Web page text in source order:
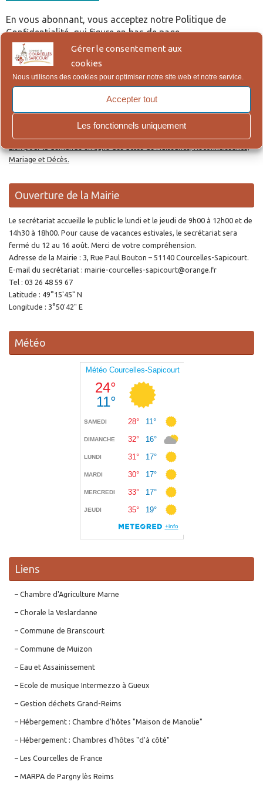
Gérer le consentement aux
cookies
Nous utilisons des cookies pour optimiser notre site web et notre service.
Accepter tout
Les fonctionnels uniquement
En vous abonnant, vous acceptez notre Politique de
Confidentialité, qui figure en bas de page.
Actes d’Etat Civil en ligne
Lien pour la demande en ligne des actes de Naissance, Reconnaissance,
Mariage et Décès.
Ouverture de la Mairie
Le secrétariat accueille le public le lundi et le jeudi de 9h00 à 12h00 et de
14h30 à 18h00. Pour cause de vacances estivales, le secrétariat sera
fermé du 12 au 16 août. Merci de votre compréhension.
Adresse de la Mairie : 3, Rue Paul Bouton – 51140 Courcelles-Sapicourt.
E-mail du secrétariat : mairie-courcelles-sapicourt@orange.fr
Tel : 03 26 48 59 67
Latitude : 49°15'45" N
Longitude : 3°50'42" E
Météo
Liens
– Chambre d'Agriculture Marne
– Chorale la Veslardanne
– Commune de Branscourt
– Commune de Muizon
– Eau et Assainissement
– Ecole de musique Intermezzo à Gueux
– Gestion déchets Grand-Reims
– Hébergement : Chambre d'hôtes "Maison de Manolie"
– Hébergement : Chambres d'hôtes "d'à côté"
– Les Courcelles de France
– MARPA de Pargny lès Reims